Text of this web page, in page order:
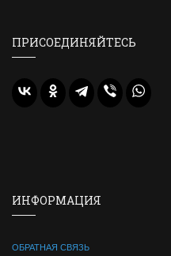
ПРИСОЕДИНЯЙТЕСЬ
ИНФОРМАЦИЯ
ОБРАТНАЯ СВЯЗЬ